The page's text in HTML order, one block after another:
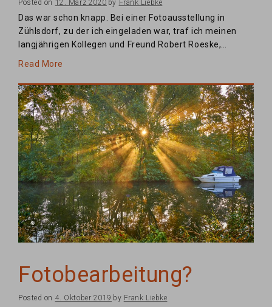
Posted on 12. März 2020 by Frank Liebke
Das war schon knapp. Bei einer Fotoausstellung in
Zühlsdorf, zu der ich eingeladen war, traf ich meinen
langjährigen Kollegen und Freund Robert Roeske,…
Read More
Fotobearbeitung?
Posted on 4. Oktober 2019 by Frank Liebke